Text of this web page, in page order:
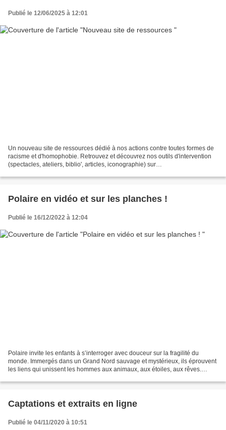
Publié le 12/06/2025 à 12:01
Un nouveau site de ressources dédié à nos actions contre toutes formes de
racisme et d'homophobie. Retrouvez et découvrez nos outils d'intervention
(spectacles, ateliers, biblio', articles, iconographie) sur
Polaire en vidéo et sur les planches !
Publié le 16/12/2022 à 12:04
Polaire invite les enfants à s’interroger avec douceur sur la fragilité du
monde. Immergés dans un Grand Nord sauvage et mystérieux, ils éprouvent
les liens qui unissent les hommes aux animaux, aux étoiles, aux rêves.
Captations et extraits en ligne
Publié le 04/11/2020 à 10:51